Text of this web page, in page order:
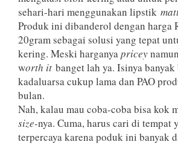
sehari-hari menggunakan lipstik
Produk ini dibanderol dengan harga
20gram sebagai solusi yang tepat
kering. Meski harganyapricey
worth it banget lah ya. Isinya banyak
kadaluarsa cukup lama dan PAO
bulan.
Nah, kalau mau coba-coba bisa kok
size-nya. Cuma, harus cari di tempat
terpercaya karena poduk ini banyak